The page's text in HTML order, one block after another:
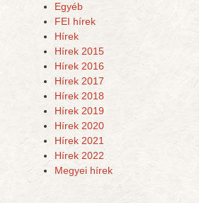
Egyéb
FEI hírek
Hírek
Hírek 2015
Hírek 2016
Hírek 2017
Hírek 2018
Hírek 2019
Hírek 2020
Hírek 2021
Hírek 2022
Megyei hírek